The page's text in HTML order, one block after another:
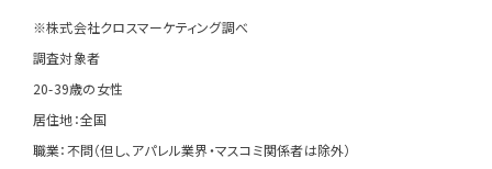
※株式会社クロスマーケティング調べ
調査対象者
20-39歳の女性
居住地：全国
職業：不問（但し、アパレル業界・マスコミ関係者は除外）